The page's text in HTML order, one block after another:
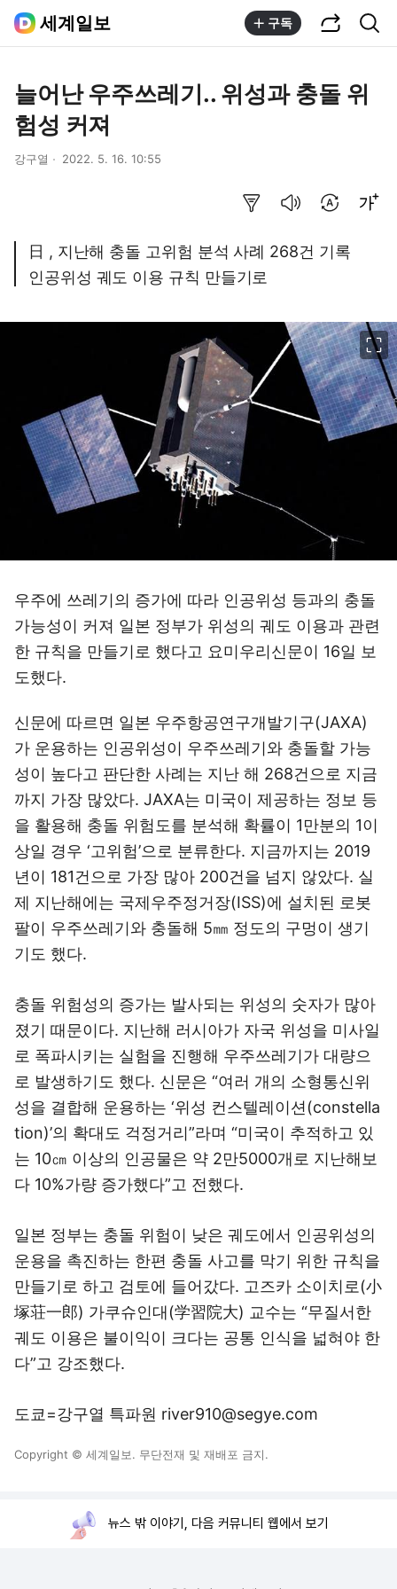
세계일보 구독
늘어난 우주쓰레기.. 위성과 충돌 위
험성 커져
강구열 2022. 5. 16. 10:55
日 , 지난해 충돌 고위험 분석 사례 268건 기록
인공위성 궤도 이용 규칙 만들기로
우주에 쓰레기의 증가에 따라 인공위성 등과의 충돌
가능성이 커져 일본 정부가 위성의 궤도 이용과 관련
한 규칙을 만들기로 했다고 요미우리신문이 16일 보
도했다.
신문에 따르면 일본 우주항공연구개발기구(JAXA)
가 운용하는 인공위성이 우주쓰레기와 충돌할 가능
성이 높다고 판단한 사례는 지난 해 268건으로 지금
까지 가장 많았다. JAXA는 미국이 제공하는 정보 등
을 활용해 충돌 위험도를 분석해 확률이 1만분의 1이
상일 경우 ‘고위험’으로 분류한다. 지금까지는 2019
년이 181건으로 가장 많아 200건을 넘지 않았다. 실
제 지난해에는 국제우주정거장(ISS)에 설치된 로봇
팔이 우주쓰레기와 충돌해 5㎜ 정도의 구멍이 생기
기도 했다.
충돌 위험성의 증가는 발사되는 위성의 숫자가 많아
졌기 때문이다. 지난해 러시아가 자국 위성을 미사일
로 폭파시키는 실험을 진행해 우주쓰레기가 대량으
로 발생하기도 했다. 신문은 “여러 개의 소형통신위
성을 결합해 운용하는 ‘위성 컨스텔레이션(constella
tion)’의 확대도 걱정거리”라며 “미국이 추적하고 있
는 10㎝ 이상의 인공물은 약 2만5000개로 지난해보
다 10%가량 증가했다”고 전했다.
일본 정부는 충돌 위험이 낮은 궤도에서 인공위성의
운용을 촉진하는 한편 충돌 사고를 막기 위한 규칙을
만들기로 하고 검토에 들어갔다. 고즈카 소이치로(小
塚荘一郎) 가쿠슈인대(学習院大) 교수는 “무질서한
궤도 이용은 불이익이 크다는 공통 인식을 넓혀야 한
다”고 강조했다.
도쿄=강구열 특파원 river910@segye.com
Copyright © 세계일보. 무단전재 및 재배포 금지.
뉴스 밖 이야기, 다음 커뮤니티 웹에서 보기